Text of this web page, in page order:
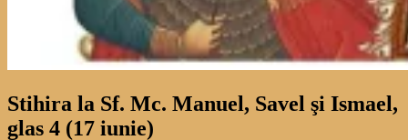
Stihira la Sf. Mc. Manuel, Savel şi Ismael,
glas 4 (17 iunie)